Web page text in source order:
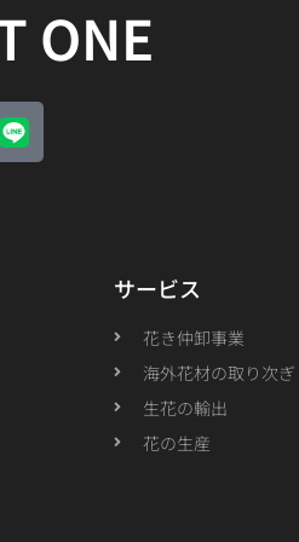
ONE
サービス
花き仲卸事業
海外花材の取り次ぎ
生花の輸出
花の生産